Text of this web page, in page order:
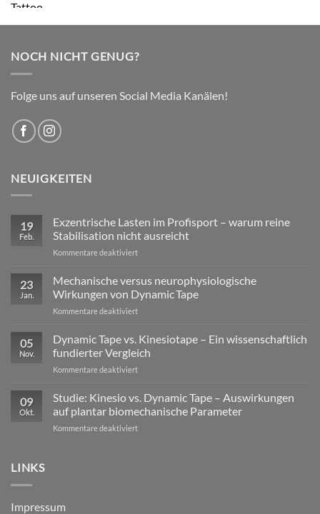
NOCH NICHT GENUG?
Folge uns auf unseren Social Media Kanälen!
NEUIGKEITEN
19
Feb.
Exzentrische Lasten im Profisport – warum reine
Stabilisation nicht ausreicht
Kommentare deaktiviertfür
Profisport
–
reine
Stabilisation
ausreicht
23
Jan.
Mechanische versus neurophysiologische
Wirkungen von Dynamic Tape
Kommentare deaktiviertfür
versus
neurophysiologische
Wirkungen
von
05
Nov.
Dynamic Tape vs. Kinesiotape – Ein wissenschaftlich
fundierter Vergleich
Kommentare deaktiviertfür
Tape
Kinesiotape
–
09
Okt.
Studie: Kinesio vs. Dynamic Tape – Auswirkungen
auf plantar biomechanische Parameter
Kommentare deaktiviertfür
LINKS
Impressum